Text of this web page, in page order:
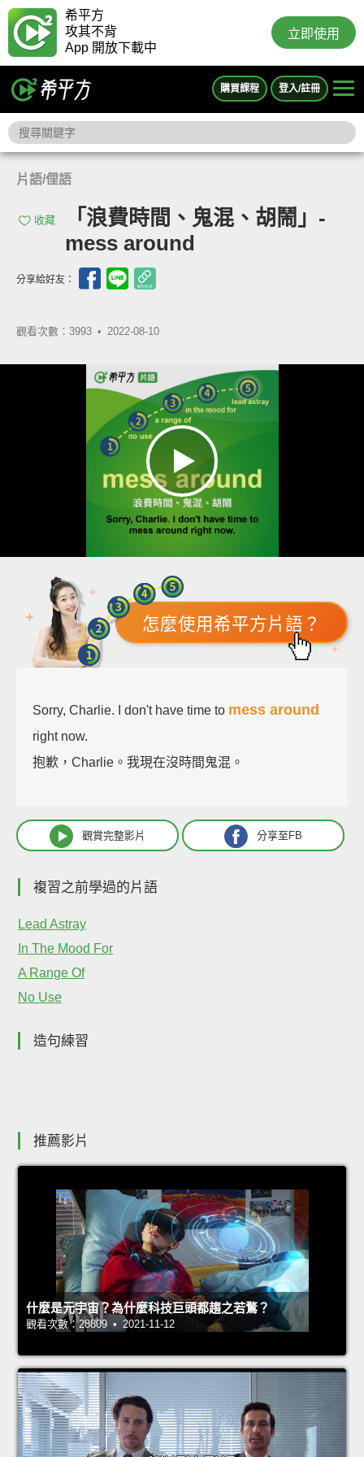
希平方
攻其不背
App 開放下載中
立即使用
購買課程 登入/註冊
片語/俚語
收藏
「浪費時間、鬼混、胡鬧」-
mess around
分享給好友：
觀看次數：3993 • 2022-08-10
怎麼使用希平方片語？
Sorry, Charlie. I don't have time to mess around
right now.
抱歉，Charlie。我現在沒時間鬼混。
觀賞完整影片 分享至FB
複習之前學過的片語
Lead Astray
In The Mood For
A Range Of
No Use
造句練習
推薦影片
什麼是元宇宙？為什麼科技巨頭都趨之若鶩？
觀看次數：28809 • 2021-11-12